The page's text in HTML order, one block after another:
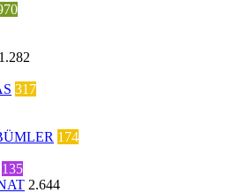
1.282
317
174
135
2.644